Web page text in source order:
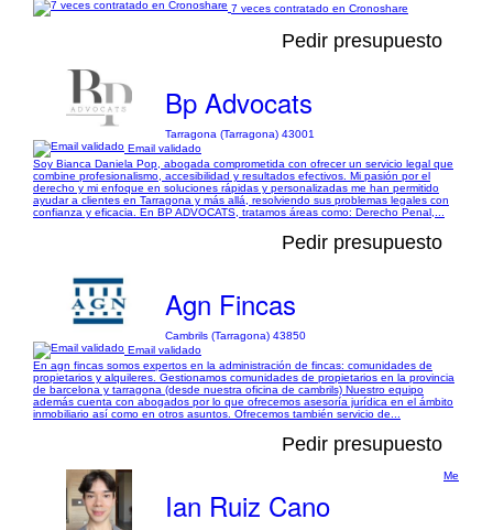
7 veces contratado en Cronoshare
Pedir presupuesto
Bp Advocats
Tarragona (Tarragona) 43001
Email validado
Soy Bianca Daniela Pop, abogada comprometida con ofrecer un servicio legal que
combine profesionalismo, accesibilidad y resultados efectivos. Mi pasión por el
derecho y mi enfoque en soluciones rápidas y personalizadas me han permitido
ayudar a clientes en Tarragona y más allá, resolviendo sus problemas legales con
confianza y eficacia. En BP ADVOCATS, tratamos áreas como: Derecho Penal,...
Pedir presupuesto
Agn Fincas
Cambrils (Tarragona) 43850
Email validado
En agn fincas somos expertos en la administración de fincas: comunidades de
propietarios y alquileres. Gestionamos comunidades de propietarios en la provincia
de barcelona y tarragona (desde nuestra oficina de cambrils) Nuestro equipo
además cuenta con abogados por lo que ofrecemos asesoría jurídica en el ámbito
inmobiliario así como en otros asuntos. Ofrecemos también servicio de...
Pedir presupuesto
Ian Ruiz Cano
Me